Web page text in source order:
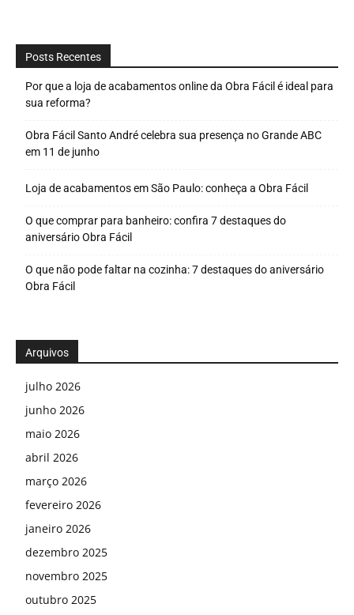
Posts Recentes
Por que a loja de acabamentos online da Obra Fácil é ideal para
sua reforma?
Obra Fácil Santo André celebra sua presença no Grande ABC
em 11 de junho
Loja de acabamentos em São Paulo: conheça a Obra Fácil
O que comprar para banheiro: confira 7 destaques do
aniversário Obra Fácil
O que não pode faltar na cozinha: 7 destaques do aniversário
Obra Fácil
Arquivos
julho 2026
junho 2026
maio 2026
abril 2026
março 2026
fevereiro 2026
janeiro 2026
dezembro 2025
novembro 2025
outubro 2025